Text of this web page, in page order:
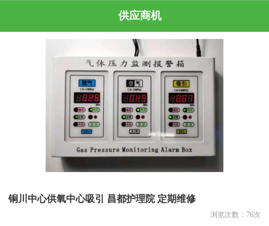
供应商机
铜川中心供氧中心吸引 昌都护理院 定期维修
浏览次数： 76次